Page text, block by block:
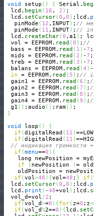
void
setup ( ) { Serial.
  lcd.
begin ( 16 , 2 ) ;
  lcd.
setCursor(0 , 0 ) ;lcd.
   pinMode
( 12 ,INPUT) ; //
   pinMode
( 11 ,INPUT) ; // in
  lcd.
createChar(0 ,a1 ) ;
  vol = EEPROM.
read (0 ) ; //
  bass = EEPROM.
read ( 1 ) -7 ;
  mids = EEPROM.
read (2 ) -7 ;
  treb = EEPROM.
read (3 ) -7 ;
  balans = EEPROM.
read (4 ) -
in = EEPROM. read (5 ) ; // in
  gain1 = EEPROM.
read (6 ) ;
  gain2 = EEPROM.
read (7 ) ;
  gain3 = EEPROM.
read (8 ) ;
  gain4 = EEPROM.
read (9 ) ;
  g1
( ) ;audio ( ) ;ram( ) ;
}
void
loop ( )
{
if (digitalRead ( 12 )==LOW
if (digitalRead ( 11 )
// индикация
if (menu==0 ) {
long newPosition =
if
( newPosition ! =
oldPosition =
if (vol>48 ) {vol=48 ; } if (
  lcd.
setCursor(0 , 0 ) ;lcd.
  lcd.
print ( -48+vol ) ;lcd.
  vol_d=vol
/2 ;
if (vol_d>=0 ) {for( z=0 ;z<
if (vol_d%2==0 ) {lcd.